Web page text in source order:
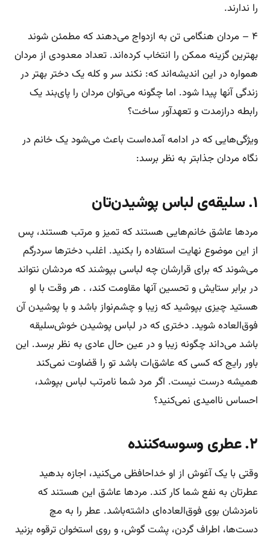
را ندارند.
۴ – مردان هنگامی تن به ازدواج می‌دهند که مطمئن شوند
بهترین گزینه ممکن را انتخاب کرده‌اند. تعداد معدودی از مردان
همواره در این اندیشه‌اند که: نکند سر و کله یک دختر بهتر در
زندگی آنها پیدا شود. اما چگونه می‌توان مردان را پای‌بند یک
رابطه درازمدت و تعهدآور ساخت؟
ویژگی‌هایی که در ادامه آمده‌است باعث می‌شود یک خانم در
نگاه مردان جذابتر به نظر برسد:
۱. سلیقه‌ی لباس پوشیدن‌تان
مردها عاشق خانم‌هایی هستند که تمیز و مرتب هستند، پس
از این موضوع نهایت استفاده را بکنید. اغلب دخترها سردرگم
می‌شوند که برای قرارشان چه لباسی بپوشند که مردشان نتواند
در برابر ستایش و تحسین آنها مقاومت کند، . هر وقت با او
هستید چیزی بپوشید که زیبا و چشم‌نواز باشد و با پوشیدن آن
فوق‌العاده شوید. دختری که در لباس پوشیدن خوش‌سلیقه
باشد می‌داند چگونه زیبا و در عین حال عادی به نظر برسد. این
باور رایج که کسی که عاشق‌ات باشد تو را قضاوت نمی‌کند
همیشه درست نیست. اگر مرد شما نامرتب لباس بپوشد،
احساس ناامیدی نمی‌کنید؟
۲. عطری وسوسه‌کننده
وقتی با یک آغوش از او خداحافظی می‌کنید، اجازه بدهید
عطرتان به نفع شما کار کند. مردها عاشق این هستند که
نامزدشان بوی فوق‌العاده‌ای داشته‌باشد. عطر را به مچ
دست‌ها، اطراف گردن، پشت گوش، و روی استخوان ترقوه بزنید